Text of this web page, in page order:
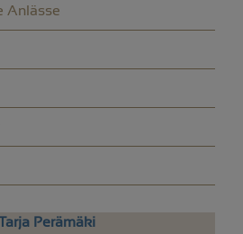
Perämäki
Anlässe